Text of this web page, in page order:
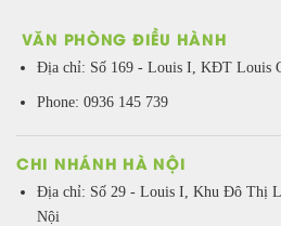
VĂN PHÒNG ĐIỀU HÀNH
Địa chỉ: Số 169 - Louis I, KĐT Louis
Phone: 0936 145 739
CHI NHÁNH HÀ NỘI
Địa chỉ: Số 29 - Louis I, Khu Đô Thị
Nội